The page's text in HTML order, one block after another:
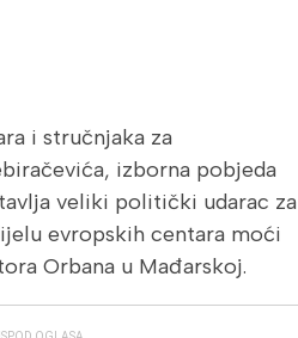
i stručnjaka za
izborna pobjeda
veliki politički udarac za
evropskih centara moći
Orbana u Mađarskoj.